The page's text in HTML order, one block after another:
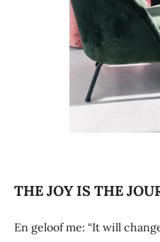
THE JOY IS THE
En geloof me: “It will